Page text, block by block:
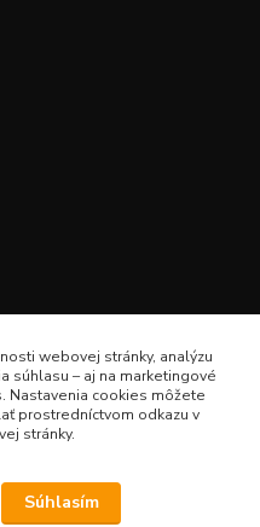
webovej stránky, analýzu
súhlasu – aj na marketingové
Nastavenia cookies môžete
prostredníctvom odkazu v
stránky.
Súhlasím